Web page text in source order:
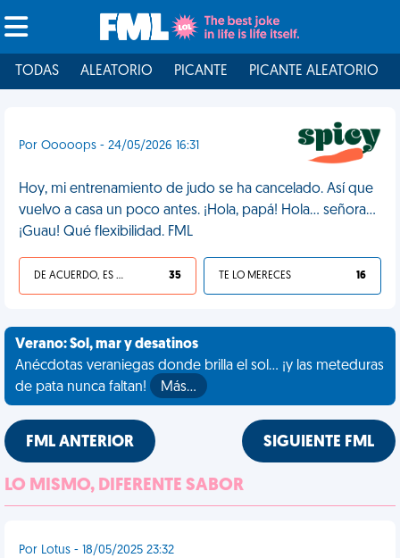
TODAS ALEATORIO PICANTE PICANTE ALEATORIO
Por Ooooops - 24/05/2026 16:31
Hoy, mi entrenamiento de judo se ha cancelado. Así que
vuelvo a casa un poco antes. ¡Hola, papá! Hola... señora...
¡Guau! Qué flexibilidad. FML
DE ACUERDO, ES UNA VIDA HP 35 TE LO MERECES 16
Verano: Sol, mar y desatinos
Anécdotas veraniegas donde brilla el sol... ¡y las meteduras
de pata nunca faltan!
Más…
FML ANTERIOR SIGUIENTE FML
LO MISMO, DIFERENTE SABOR
Por Lotus - 18/05/2025 23:32